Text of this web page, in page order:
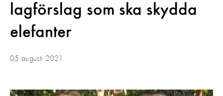
lagförslag som ska skydda
elefanter
05 augusti 2021